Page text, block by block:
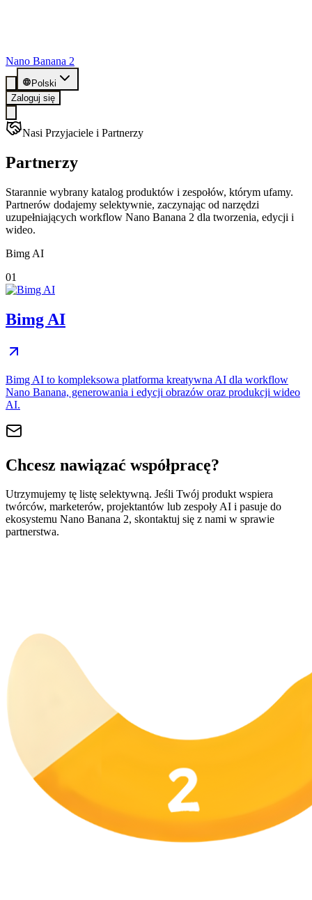
Nano Banana 2
Polski
Zaloguj się
Nasi Przyjaciele i Partnerzy
Partnerzy
Starannie wybrany katalog produktów i zespołów, którym ufamy.
Partnerów dodajemy selektywnie, zaczynając od narzędzi
uzupełniających workflow Nano Banana 2 dla tworzenia, edycji i
wideo.
Bimg AI
01
Bimg AI
Bimg AI to kompleksowa platforma kreatywna AI dla workflow
Nano Banana, generowania i edycji obrazów oraz produkcji wideo
AI.
Chcesz nawiązać współpracę?
Utrzymujemy tę listę selektywną. Jeśli Twój produkt wspiera
twórców, marketerów, projektantów lub zespoły AI i pasuje do
ekosystemu Nano Banana 2, skontaktuj się z nami w sprawie
partnerstwa.